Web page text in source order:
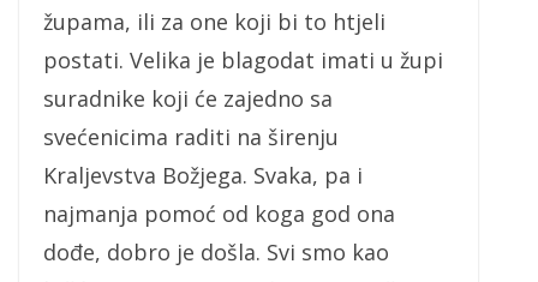
župama, ili za one koji bi to htjeli
postati. Velika je blagodat imati u župi
suradnike koji će zajedno sa
svećenicima raditi na širenju
Kraljevstva Božjega. Svaka, pa i
najmanja pomoć od koga god ona
dođe, dobro je došla. Svi smo kao